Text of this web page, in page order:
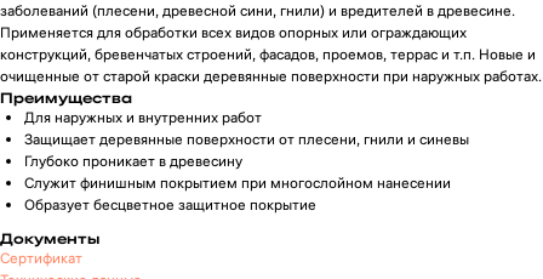
заболеваний (плесени, древесной сини, гнили) и вредителей в древесине.
Применяется для обработки всех видов опорных или ограждающих
конструкций, бревенчатых строений, фасадов, проемов, террас и т.п. Новые и
очищенные от старой краски деревянные поверхности при наружных работах.
Преимущества
Для наружных и внутренних работ
Защищает деревянные поверхности от плесени, гнили и синевы
Глубоко проникает в древесину
Служит финишным покрытием при многослойном нанесении
Образует бесцветное защитное покрытие
Документы
Сертификат